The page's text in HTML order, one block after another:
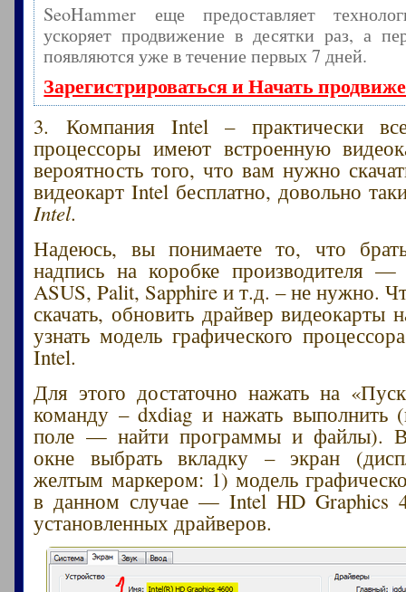
SeoHammer еще предоставляет
ускоряет продвижение в десятки раз, а
появляются уже в течение первых 7 дней.
Зарегистрироваться и Начать
3. Компания Intel – практически
процессоры имеют встроенную
вероятность того, что вам нужно
видеокарт Intel бесплатно, довольно
Intel.
Надеюсь, вы понимаете то, что
надпись на коробке производителя
ASUS, Palit, Sapphire и т.д. – не нужно.
скачать, обновить драйвер видеокарты
узнать модель графического
Intel.
Для этого достаточно нажать на
команду – dxdiag и нажать выполнить
поле — найти программы и файлы).
окне выбрать вкладку – экран
желтым маркером: 1) модель
в данном случае — Intel HD Graphics
установленных драйверов.